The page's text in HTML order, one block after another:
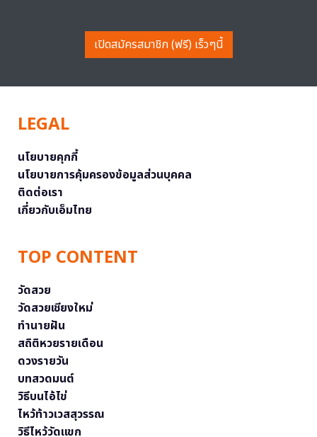
เปิดสมัครสมาชิก (ฟรี) เร็วๆนี้
LEGAL
นโยบายคุกกี้
นโยบายการคุ้มครองข้อมูลส่วนบุคคล
ติดต่อเรา
เกี่ยวกับเอ็มไทย
TOP CONTENT
วัดสวย
วัดสวยเชียงใหม่
ทำนายฝัน
สถิติหวยรายเดือน
ดวงรายวัน
บทสวดมนต์
วิธีบนไอ้ไข่
ไหว้ท้าวเวสสุวรรณ
วิธีไหว้วัดแขก